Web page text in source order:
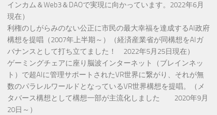
インカム＆Web3＆DAOで実現に向かっています。2022年6月
現在）
利権のしがらみのない公正に市民の最大幸福を達成するAI政府
構想を提唱（2007年上半期～）（経済産業省が同構想をAIガ
バナンスとして打ち立てました！ 2022年5月25日現在）
ゲーミングチェアに座り脳波インターネット（ブレインネッ
ト）で超AIに管理サポートされたVR世界に繋がり、それが無
数のパラレルワールドとなっているVR世界構想を提唱。（メ
タバース構想として構想一部が主流化しました 2020年9月
20日～）